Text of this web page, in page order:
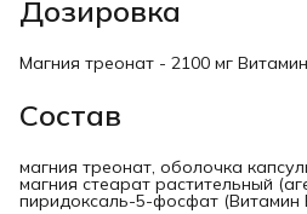
Дозировка
Магния треонат - 2100 мг
Состав
магния треонат, оболочка
магния стеарат растительный
пиридоксаль-5-фосфат (Витамин